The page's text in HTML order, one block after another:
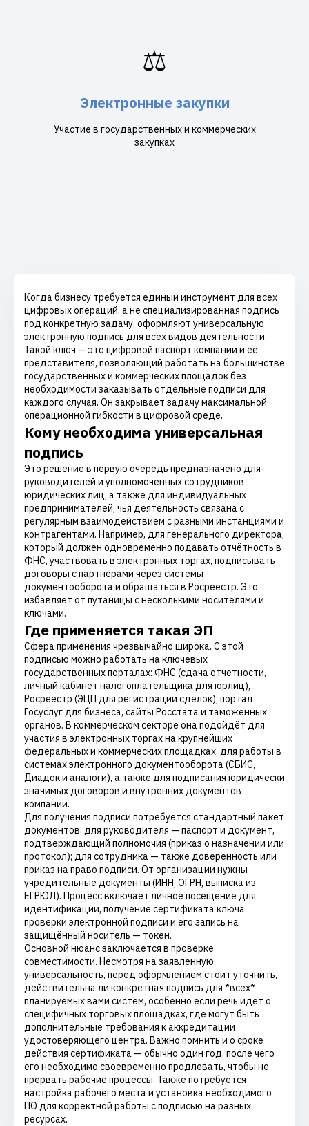
⚖️
Электронные закупки
Участие в государственных и коммерческих
закупках
Когда бизнесу требуется единый инструмент для всех
цифровых операций, а не специализированная подпись
под конкретную задачу, оформляют универсальную
электронную подпись для всех видов деятельности.
Такой ключ — это цифровой паспорт компании и её
представителя, позволяющий работать на большинстве
государственных и коммерческих площадок без
необходимости заказывать отдельные подписи для
каждого случая. Он закрывает задачу максимальной
операционной гибкости в цифровой среде.
Кому необходима универсальная
подпись
Это решение в первую очередь предназначено для
руководителей и уполномоченных сотрудников
юридических лиц, а также для индивидуальных
предпринимателей, чья деятельность связана с
регулярным взаимодействием с разными инстанциями и
контрагентами. Например, для генерального директора,
который должен одновременно подавать отчётность в
ФНС, участвовать в электронных торгах, подписывать
договоры с партнёрами через системы
документооборота и обращаться в Росреестр. Это
избавляет от путаницы с несколькими носителями и
ключами.
Где применяется такая ЭП
Сфера применения чрезвычайно широка. С этой
подписью можно работать на ключевых
государственных порталах: ФНС (сдача отчётности,
личный кабинет налогоплательщика для юрлиц),
Росреестр (ЭЦП для регистрации сделок), портал
Госуслуг для бизнеса, сайты Росстата и таможенных
органов. В коммерческом секторе она подойдёт для
участия в электронных торгах на крупнейших
федеральных и коммерческих площадках, для работы в
системах электронного документооборота (СБИС,
Диадок и аналоги), а также для подписания юридически
значимых договоров и внутренних документов
компании.
Для получения подписи потребуется стандартный пакет
документов: для руководителя — паспорт и документ,
подтверждающий полномочия (приказ о назначении или
протокол); для сотрудника — также доверенность или
приказ на право подписи. От организации нужны
учредительные документы (ИНН, ОГРН, выписка из
ЕГРЮЛ). Процесс включает личное посещение для
идентификации, получение сертификата ключа
проверки электронной подписи и его запись на
защищённый носитель — токен.
Основной нюанс заключается в проверке
совместимости. Несмотря на заявленную
универсальность, перед оформлением стоит уточнить,
действительна ли конкретная подпись для *всех*
планируемых вами систем, особенно если речь идёт о
специфичных торговых площадках, где могут быть
дополнительные требования к аккредитации
удостоверяющего центра. Важно помнить и о сроке
действия сертификата — обычно один год, после чего
его необходимо своевременно продлевать, чтобы не
прервать рабочие процессы. Также потребуется
настройка рабочего места и установка необходимого
ПО для корректной работы с подписью на разных
ресурсах.